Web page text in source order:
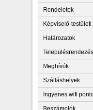
Rendeletek
Képviselő-
Határozatok
Meghívók
Szálláshelyek
Ingyenes wifi
Beszámolók